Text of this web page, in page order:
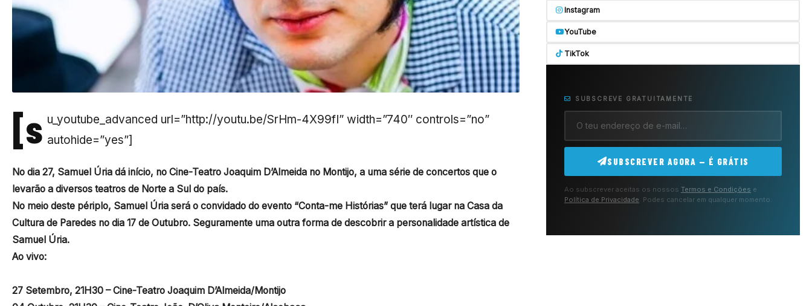
[s u_youtube_advanced url=”http://youtu.be/SrHm-4X99fI” width=”740″ controls=”no”
autohide=”yes”]
No dia 27, Samuel Úria dá início, no Cine-Teatro Joaquim D’Almeida no Montijo, a uma série de concertos que o
levarão a diversos teatros de Norte a Sul do país.
No meio deste périplo, Samuel Úria será o convidado do evento “Conta-me Histórias” que terá lugar na Casa da
Cultura de Paredes no dia 17 de Outubro. Seguramente uma outra forma de descobrir a personalidade artística de
Samuel Úria.
Ao vivo:
27 Setembro, 21H30 – Cine-Teatro Joaquim D’Almeida/Montijo
Instagram
YouTube
TikTok
SUBSCREVE GRATUITAMENTE
SUBSCREVER AGORA — É GRÁTIS
Ao subscrever aceitas os nossos Termos e Condições e
Política de Privacidade . Podes cancelar em qualquer momento.